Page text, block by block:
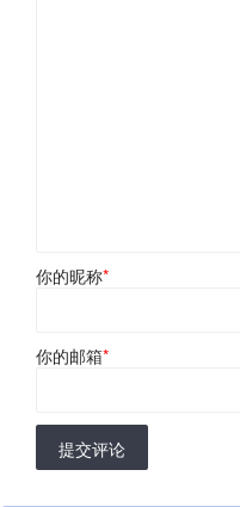
你的昵称*
你的邮箱*
提交评论